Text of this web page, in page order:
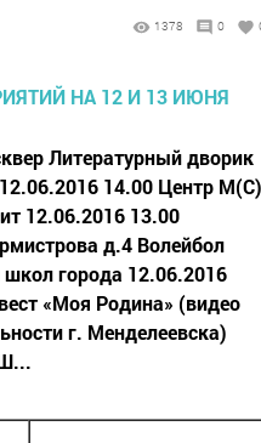
1378 0
Литературный дворик
14.00 Центр М(С)
12.06.2016 13.00
д.4 Волейбол
города 12.06.2016
«Моя Родина» (видео
г. Менделеевска)